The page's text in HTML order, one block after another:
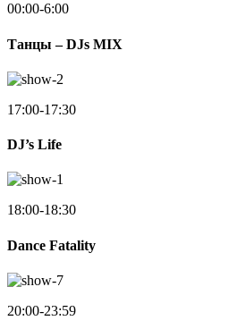
00:00-6:00
Танцы – DJs MIX
17:00-17:30
DJ’s Life
18:00-18:30
Dance Fatality
20:00-23:59